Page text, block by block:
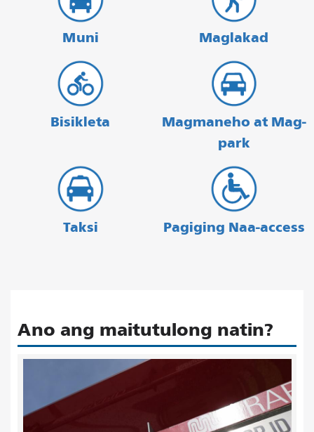
Muni Maglakad
Bisikleta
Magmaneho at Mag-
park
Taksi Pagiging Naa-access
Ano ang maitutulong natin?